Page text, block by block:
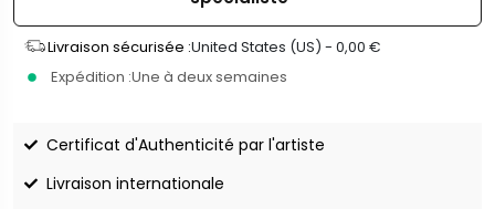
Livraison sécurisée :United States (US) - 0,00 €
Expédition :Une à deux semaines
Certificat d'Authenticité par l'artiste
Livraison internationale